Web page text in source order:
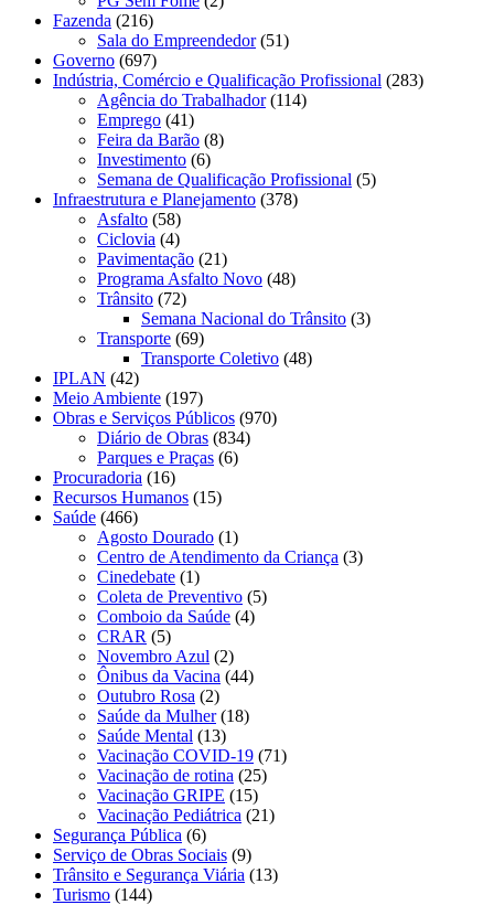
Fazenda (216)
Sala do Empreendedor(51)
Governo (697)
Indústria, Comércio e Qualificação Profissional (283)
Agência do Trabalhador(114)
Emprego (41)
Feira da Barão (8)
Investimento (6)
Semana de Qualificação Profissional (5)
Infraestrutura e Planejamento (378)
Asfalto (58)
Ciclovia (4)
Pavimentação (21)
Programa Asfalto Novo (48)
Trânsito (72)
Semana Nacional do Trânsito (3)
Transporte (69)
Transporte Coletivo (48)
IPLAN (42)
Meio Ambiente (197)
Obras e Serviços Públicos (970)
Diário de Obras (834)
Parques e Praças (6)
Procuradoria (16)
Recursos Humanos (15)
Saúde (466)
Agosto Dourado (1)
Centro de Atendimento da Criança (3)
Cinedebate (1)
Coleta de Preventivo (5)
Comboio da Saúde (4)
CRAR (5)
Novembro Azul (2)
Ônibus da Vacina (44)
Outubro Rosa (2)
Saúde da Mulher(18)
Saúde Mental (13)
Vacinação COVID-19 (71)
Vacinação de rotina (25)
Vacinação GRIPE (15)
Vacinação Pediátrica (21)
Segurança Pública (6)
Serviço de Obras Sociais (9)
Trânsito e Segurança Viária (13)
Turismo (144)